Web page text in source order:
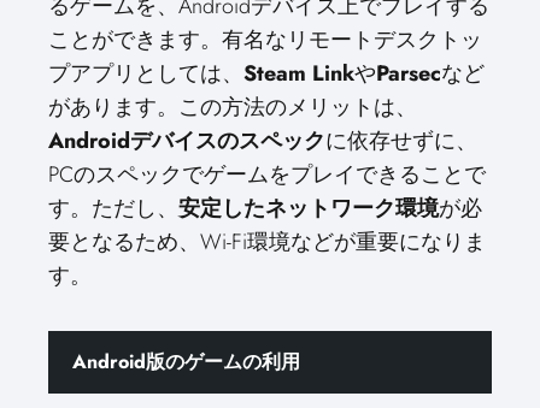
ことができます。有名なリモートデスクトッ
プアプリとしては、 Steam LinkやParsecなど
があります。この方法のメリットは、
Androidデバイスのスペックに依存せずに、
PCのスペックでゲームをプレイできることで
す。ただし、安定したネットワーク環境が必
要となるため、Wi-Fi環境などが重要になりま
す。
Android版のゲームの利用